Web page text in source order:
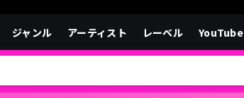
ジャンル アーティスト レーベル YouTube